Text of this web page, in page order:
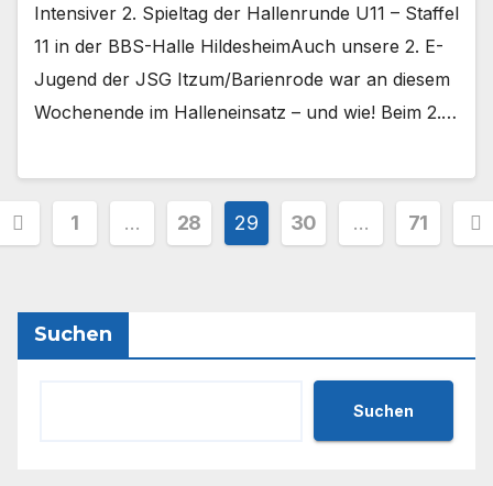
Intensiver 2. Spieltag der Hallenrunde U11 – Staffel
11 in der BBS-Halle HildesheimAuch unsere 2. E-
Jugend der JSG Itzum/Barienrode war an diesem
Wochenende im Halleneinsatz – und wie! Beim 2.…
1 … 28 29 30 … 71
Suchen
Suchen